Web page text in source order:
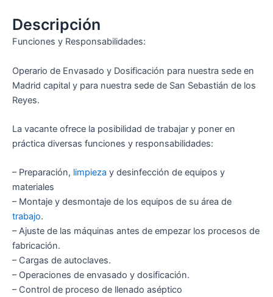
Descripción
Funciones y Responsabilidades:
Operario de Envasado y Dosificación para nuestra sede en
Madrid capital y para nuestra sede de San Sebastián de los
Reyes.
La vacante ofrece la posibilidad de trabajar y poner en
práctica diversas funciones y responsabilidades:
– Preparación, limpieza y desinfección de equipos y
materiales
– Montaje y desmontaje de los equipos de su área de
trabajo.
– Ajuste de las máquinas antes de empezar los procesos de
fabricación.
– Cargas de autoclaves.
– Operaciones de envasado y dosificación.
– Control de proceso de llenado aséptico